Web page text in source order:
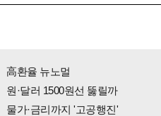
高환율 뉴노멀
원·달러 1500원선 뚫릴까
물가·금리까지 '고공행진'